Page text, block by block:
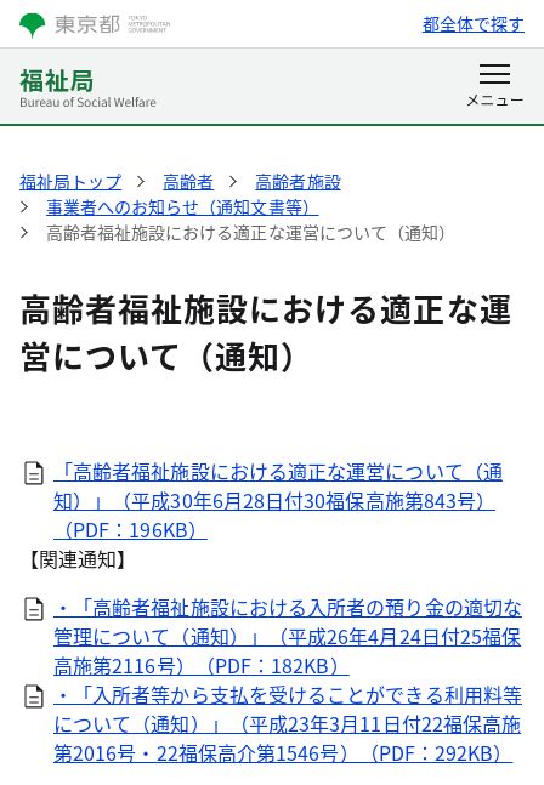
都全体で探す
福祉局トップ 高齢者
高齢者施設
事業者へのお知らせ（通知文書等）
高齢者福祉施設における適正な運営について（通知）
高齢者福祉施設における適正な運
営について（通知）
「高齢者福祉施設における適正な運営について（通
知）」（平成30年6月28日付30福保高施第843号）
（PDF：196KB）
【関連通知】
・「高齢者福祉施設における入所者の預り金の適切な
管理について（通知）」（平成26年4月24日付25福保
高施第2116号）（PDF：182KB）
・「入所者等から支払を受けることができる利用料等
について（通知）」（平成23年3月11日付22福保高施
第2016号・22福保高介第1546号）（PDF：292KB）